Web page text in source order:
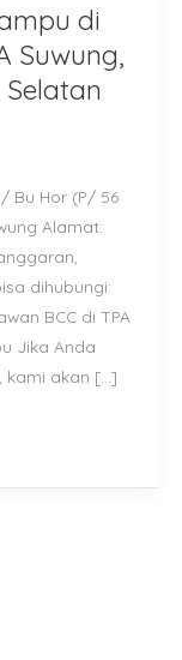
di
Suwung,
Bu Hor (P/ 56
Alamat:
dihubungi:
BCC di TPA
Jika Anda
kami akan […]